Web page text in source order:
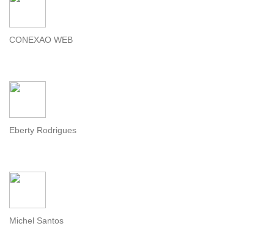
CONEXAO WEB
Eberty Rodrigues
Michel Santos